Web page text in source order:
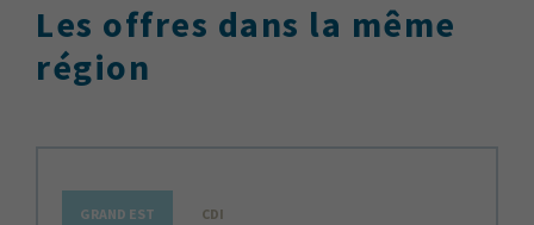
Les offres dans la même
région
GRAND EST CDI